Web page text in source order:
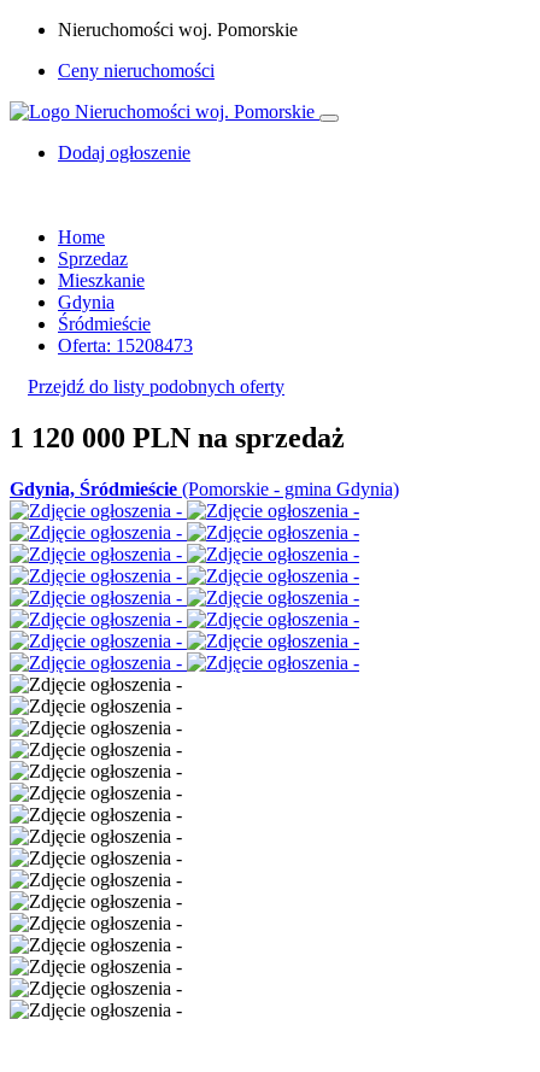
Nieruchomości woj. Pomorskie
Ceny nieruchomości
Dodaj ogłoszenie
Home
Sprzedaz
Mieszkanie
Gdynia
Śródmieście
Oferta: 15208473
Przejdź do listy podobnych oferty
1 120 000 PLN na sprzedaż
Gdynia, Śródmieście (Pomorskie - gmina Gdynia)